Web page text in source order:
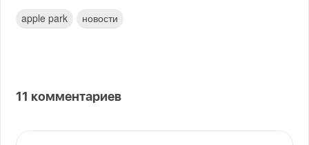
apple park новости
11 комментариев